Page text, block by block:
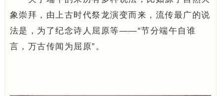
象崇拜，由上古时代祭龙演变而来，流传最广的说
法是，为了纪念诗人屈原等——“节分端午自谁
言，万古传闻为屈原”。